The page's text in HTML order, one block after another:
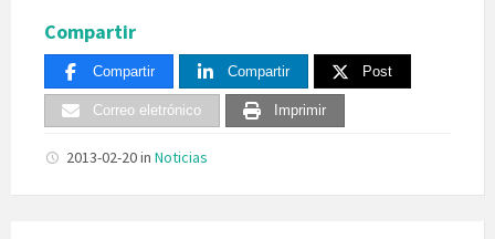
Compartir
Compartir Compartir Post
Correo eletrónico Imprimir
2013-02-20in Noticias